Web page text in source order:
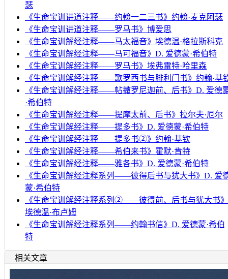
瑟
《生命宝训讲道注释——约翰一二三书》约翰·麦克阿瑟
《生命宝训讲道注释——罗马书》博爱思
《生命宝训解经注释——马太福音》埃德温·格拉斯科克
《生命宝训解经注释——马可福音》D. 爱德蒙·希伯特
《生命宝训解经注释——罗马书》埃弗雷特·哈里森
《生命宝训解经注释——歌罗西书与腓利门书》约翰·基
《生命宝训解经注释——帖撒罗尼迦前、后书》D. 爱德
·希伯特
《生命宝训解经注释——提摩太前、后书》拉尔夫·厄尔
《生命宝训解经注释——提多书》D. 爱德蒙·希伯特
《生命宝训解经注释——提多书②》约翰·基钦
《生命宝训解经注释——希伯来书》霍默·肯特
《生命宝训解经注释——雅各书》D. 爱德蒙·希伯特
《生命宝训解经注释系列——彼得后书与犹大书》D. 爱
蒙·希伯特
《生命宝训解经注释系列②——彼得前、后书与犹大书》
埃德温·布卢姆
《生命宝训解经注释系列——约翰书信》D. 爱德蒙·希伯
特
相关文章